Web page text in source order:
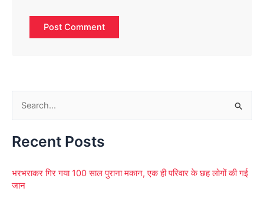
a
c
Recent Posts
भरभराकर गिर गया 100 साल पुराना मकान, एक ही परिवार के छह लोगों की गई
जान